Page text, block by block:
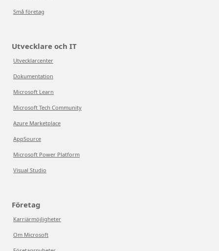
Små företag
Utvecklare och IT
Utvecklarcenter
Dokumentation
Microsoft Learn
Microsoft Tech Community
Azure Marketplace
AppSource
Microsoft Power Platform
Visual Studio
Företag
Karriärmöjligheter
Om Microsoft